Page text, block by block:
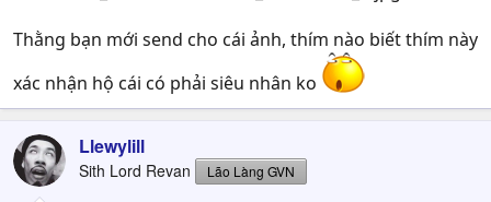
Thằng bạn mới send cho cái ảnh, thím nào biết thím này
xác nhận hộ cái có phải siêu nhân ko
Llewylill
Sith Lord Revan Lão Làng GVN